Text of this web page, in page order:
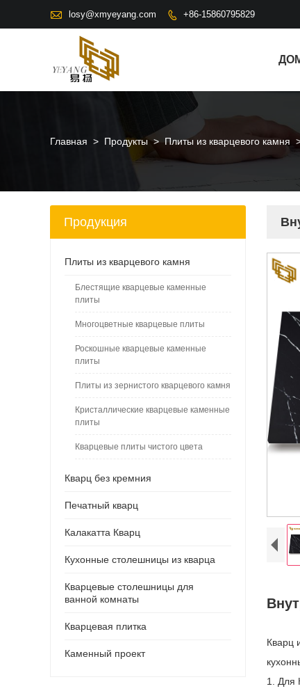
 losy@xmyeyang.com  +86-15860795829
Главная > Продукты > Плиты из кварцевого камня
Кварц
1. Для
Продукция
Плиты из кварцевого камня
Блестящие кварцевые каменные
плиты
Многоцветные кварцевые плиты
Роскошные кварцевые каменные
плиты
Плиты из зернистого кварцевого камня
Кристаллические кварцевые каменные
плиты
Кварцевые плиты чистого цвета
Кварц без кремния
Печатный кварц
Калакатта Кварц
Кухонные столешницы из кварца
Кварцевые столешницы для
ванной комнаты
Кварцевая плитка
Каменный проект